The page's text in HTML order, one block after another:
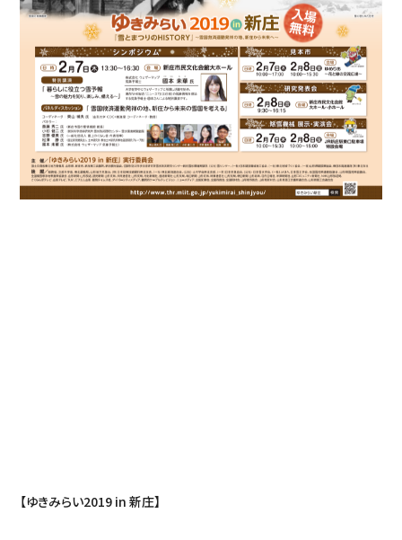
【ゆきみらい2019 in 新庄】